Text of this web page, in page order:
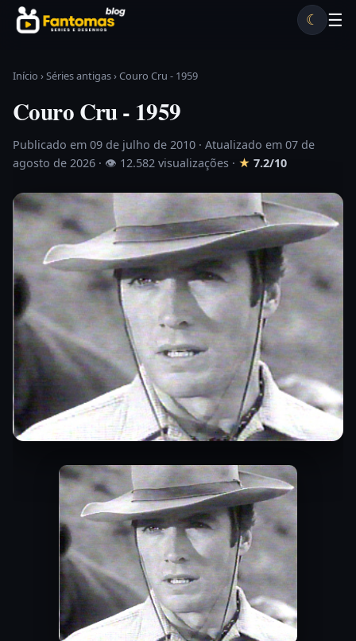
Pular para o conteúdo
☰
☾
Início ›Séries antigas›Couro Cru - 1959
Couro Cru - 1959
Publicado em 09 de julho de 2010 · Atualizado em 07 de
agosto de 2026 · 👁 12.582 visualizações · ★ 7.2/10